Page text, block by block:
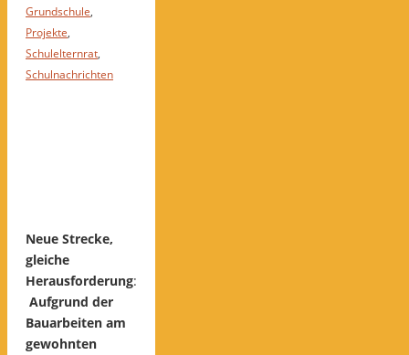
Grundschule
Projekte
Schulelternrat
Schulnachrichten
Neue Strecke,
gleiche
Herausforderung:
Aufgrund der
Bauarbeiten am
gewohnten